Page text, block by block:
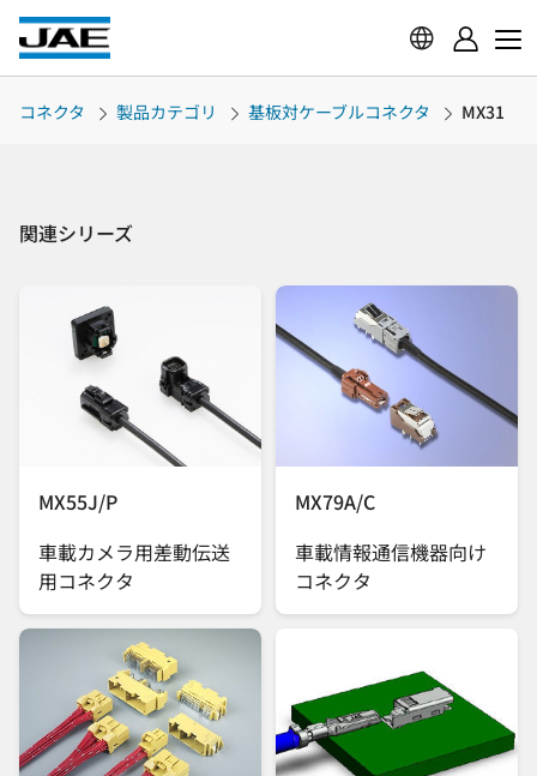
コネクタ 製品カテゴリ 基板対ケーブルコネクタ MX31
関連シリーズ
MX55J/P
車載カメラ用差動伝送
用コネクタ
MX79A/C
車載情報通信機器向け
コネクタ